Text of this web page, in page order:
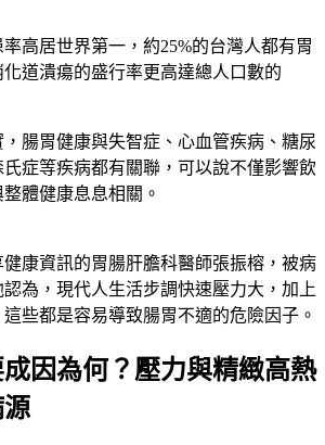
高居世界第一，約25%的台灣人都有胃
道潰瘍的盛行率更高達總人口數的
腸胃健康與失智症、心血管疾病、糖尿
症等疾病都有關聯，可以說不僅影響飲
體健康息息相關。
康資訊的胃腸肝膽科醫師張振榕，被病
為，現代人生活步調快速壓力大，加上
些都是容易導致腸胃不適的危險因子。
因為何？壓力與精緻高熱